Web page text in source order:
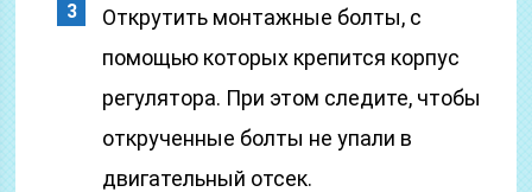
Открутить монтажные болты, с
помощью которых крепится корпус
регулятора. При этом следите, чтобы
открученные болты не упали в
двигательный отсек.